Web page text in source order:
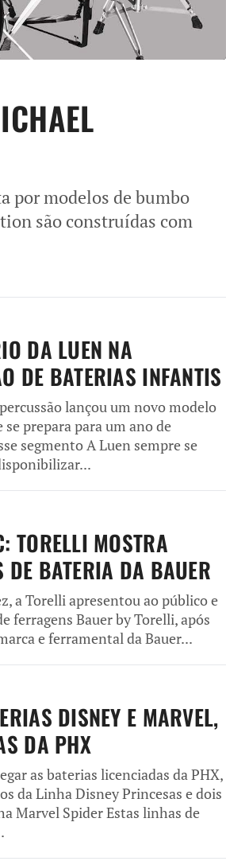
por modelos de bumbo
são construídas com
DA LUEN NA
DE BATERIAS INFANTIS
lançou um novo modelo
prepara para um ano de
segmento A Luen sempre se
TORELLI MOSTRA
DE BATERIA DA BAUER
a Torelli apresentou ao público e
ferragens Bauer by Torelli, após
e ferramental da Bauer...
DISNEY E MARVEL,
DA PHX
as baterias licenciadas da PHX,
da Linha Disney Princesas e dois
Marvel Spider Estas linhas de